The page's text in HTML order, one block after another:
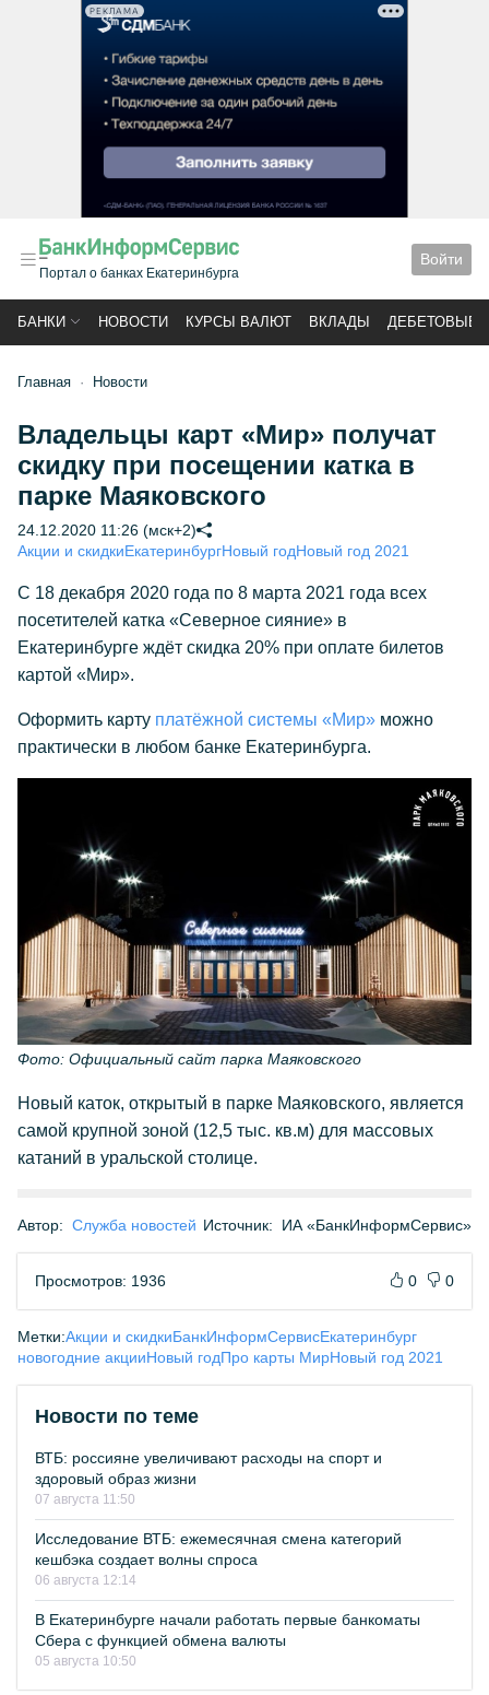
РЕКЛАМА
Портал о банках Екатеринбурга
Войти
БАНКИ НОВОСТИ КУРСЫ ВАЛЮТ ВКЛАДЫ ДЕБЕТОВЫЕ
Главная Новости
Владельцы карт «Мир» получат
скидку при посещении катка в
парке Маяковского
24.12.2020 11:26 (мск+2)
Акции и скидкиЕкатеринбургНовый годНовый год 2021
С 18 декабря 2020 года по 8 марта 2021 года всех
посетителей катка «Северное сияние» в
Екатеринбурге ждёт скидка 20% при оплате билетов
картой «Мир».
Оформить карту платёжной системы «Мир» можно
практически в любом банке Екатеринбурга.
Фото: Официальный сайт парка Маяковского
Новый каток, открытый в парке Маяковского, является
самой крупной зоной (12,5 тыс. кв.м) для массовых
катаний в уральской столице.
Автор: Служба новостей Источник: ИА «БанкИнформСервис»
Просмотров: 1936 0 0
Метки:Акции и скидкиБанкИнформСервисЕкатеринбург
новогодние акцииНовый годПро карты МирНовый год 2021
Новости по теме
ВТБ: россияне увеличивают расходы на спорт и
здоровый образ жизни
07 августа 11:50
Исследование ВТБ: ежемесячная смена категорий
кешбэка создает волны спроса
06 августа 12:14
В Екатеринбурге начали работать первые банкоматы
Сбера с функцией обмена валюты
05 августа 10:50